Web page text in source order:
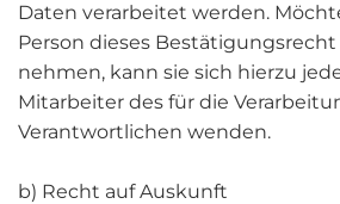
Daten verarbeitet werden.
Person dieses
nehmen, kann sie sich hierzu
Mitarbeiter des für die
Verantwortlichen wenden.
b) Recht auf Auskunft